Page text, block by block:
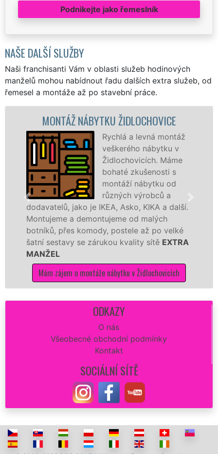
Podnikejte jako řemeslník
NAŠE DALŠÍ SLUŽBY
Naši franchisanti Vám v oblasti služeb hodinových
manželů mohou nabídnout řadu dalších extra služeb, od
řemesel a montáže až po stavební práce.
NÁBYTKU ŽIDLOCHOVICE
Rychlá a levná montáž
veškerého nábytku v
Židlochovicích. Máme
bohaté zkušenosti s
montáží nábytku od
různých výrobců a
jako je IKEA, Asko, KIKA a další.
a demontujeme od malých
komody, postele až po velké
se zárukou kvality sítěEXTRA
o montáže nábytku v Židlochovicích
různých
Nobilie,
tuto
ODKAZY
O nás
Všeobecné obchodní podmínky
Kontakt
SOCIÁLNÍ SÍTĚ